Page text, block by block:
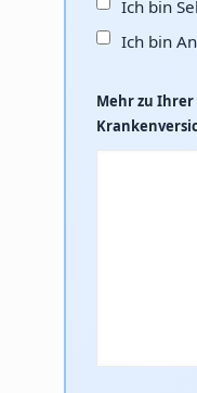
Ich bin
Ich bin
Mehr zu